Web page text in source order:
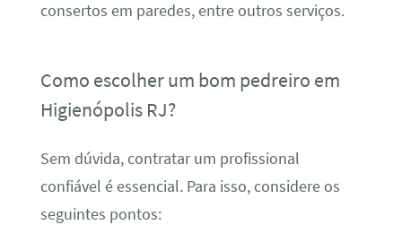
consertos em paredes, entre outros serviços.
Como escolher um bom pedreiro em
Higienópolis RJ?
Sem dúvida, contratar um profissional
confiável é essencial. Para isso, considere os
seguintes pontos: